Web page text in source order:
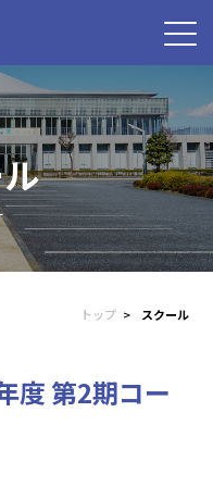
トップ スクール
度 第2期コー